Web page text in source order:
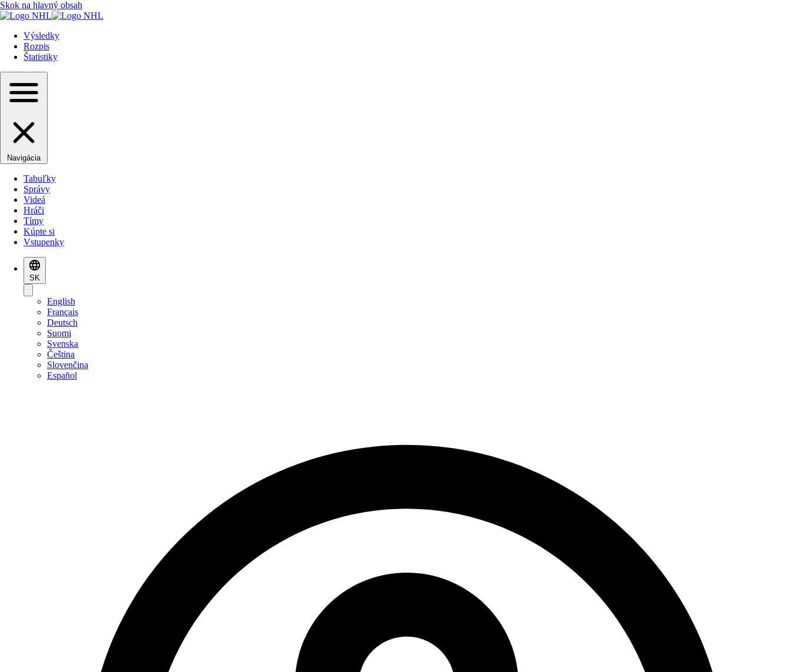
Skok na hlavný obsah
Výsledky
Rozpis
Štatistiky
Navigácia
Tabuľky
Správy
Videá
Hráči
Tímy
Kúpte si
Vstupenky
SK
English
Français
Deutsch
Suomi
Svenska
Čeština
Slovenčina
Español